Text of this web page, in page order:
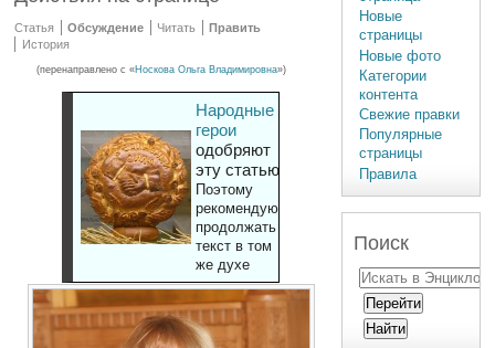
Статья Обсуждение Читать
Править
История
(перенаправлено с «Носкова Ольга Владимировна»)
Народные
герои
одобряют
эту статью
Поэтому
рекомендуют
продолжать
текст в том
же духе
Новые
страницы
Новые фото
Категории
контента
Свежие правки
Популярные
страницы
Правила
Поиск